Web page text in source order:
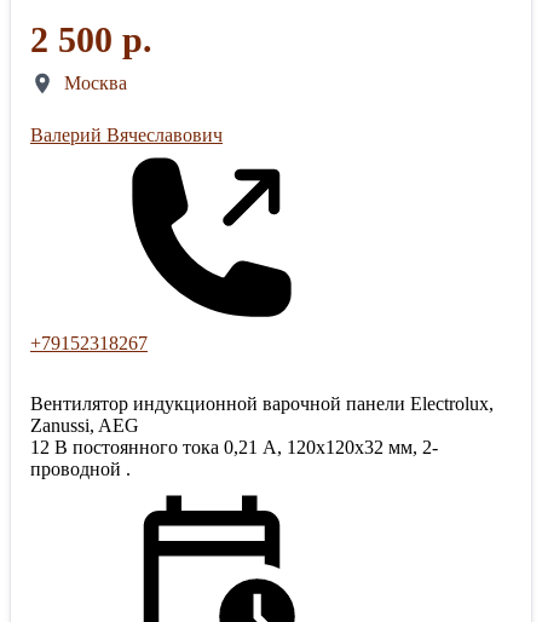
2 500 р.
Москва
Валерий Вячеславович
+79152318267
Вентилятор индукционной варочной панели Electrolux,
Zanussi, AEG
12 В постоянного тока 0,21 А, 120x120x32 мм, 2-
проводной .